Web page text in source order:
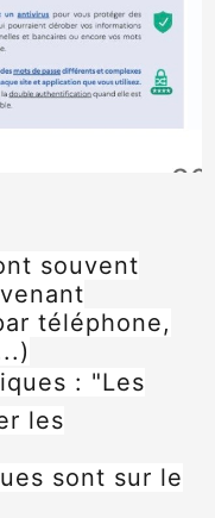
souvent
venant
téléphone,
: "Les
les
sont sur le